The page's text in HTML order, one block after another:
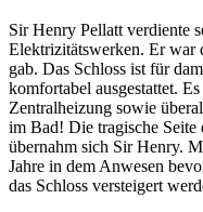
Sir Henry Pellatt verdiente
Elektrizitätswerken. Er war
gab. Das Schloss ist für
komfortabel ausgestattet.
Zentralheizung sowie
im Bad! Die tragische Seite
übernahm sich Sir Henry.
Jahre in dem Anwesen
das Schloss versteigert